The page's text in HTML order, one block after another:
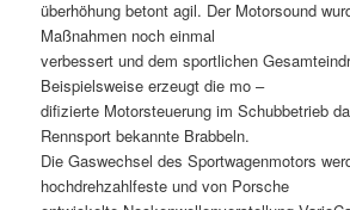
überhöhung betont agil. Der Motorsound
Maßnahmen noch einmal
verbessert und dem sportlichen
Beispielsweise erzeugt die mo –
difizierte Motorsteuerung im Schubbetrieb
Rennsport bekannte Brabbeln.
Die Gaswechsel des Sportwagenmotors
hochdrehzahlfeste und von Porsche